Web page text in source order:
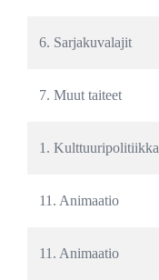
6. Sarjakuvalajit
7. Muut taiteet
1. Kulttuuripolitiikka
11. Animaatio
11. Animaatio